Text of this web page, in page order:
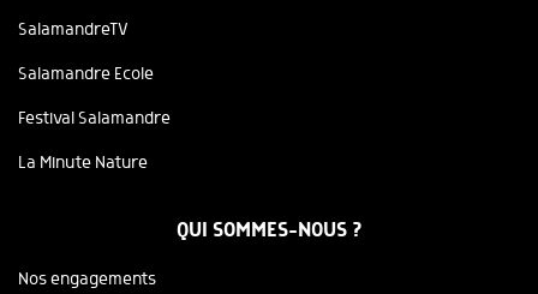
SalamandreTV
Salamandre Ecole
Festival Salamandre
La Minute Nature
QUI SOMMES-NOUS ?
Nos engagements